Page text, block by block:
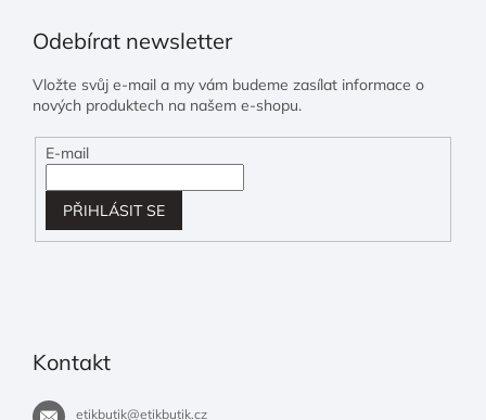
Odebírat newsletter
Vložte svůj e-mail a my vám budeme zasílat informace o
nových produktech na našem e-shopu.
E-mail
PŘIHLÁSIT SE
Kontakt
etikbutik@etikbutik.cz